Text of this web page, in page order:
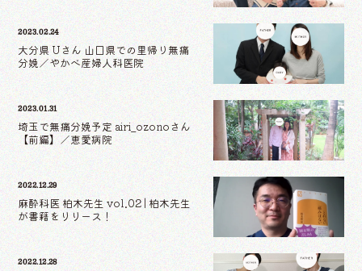
2023.02.24
大分県 Uさん 山口県での里帰り無痛
分娩／やかべ産婦人科医院
2023.01.31
埼玉で無痛分娩予定 airi_ozonoさん
【前編】／恵愛病院
2022.12.29
麻酔科医 柏木先生 vol.02 | 柏木先生
が書籍をリリース！
2022.12.28